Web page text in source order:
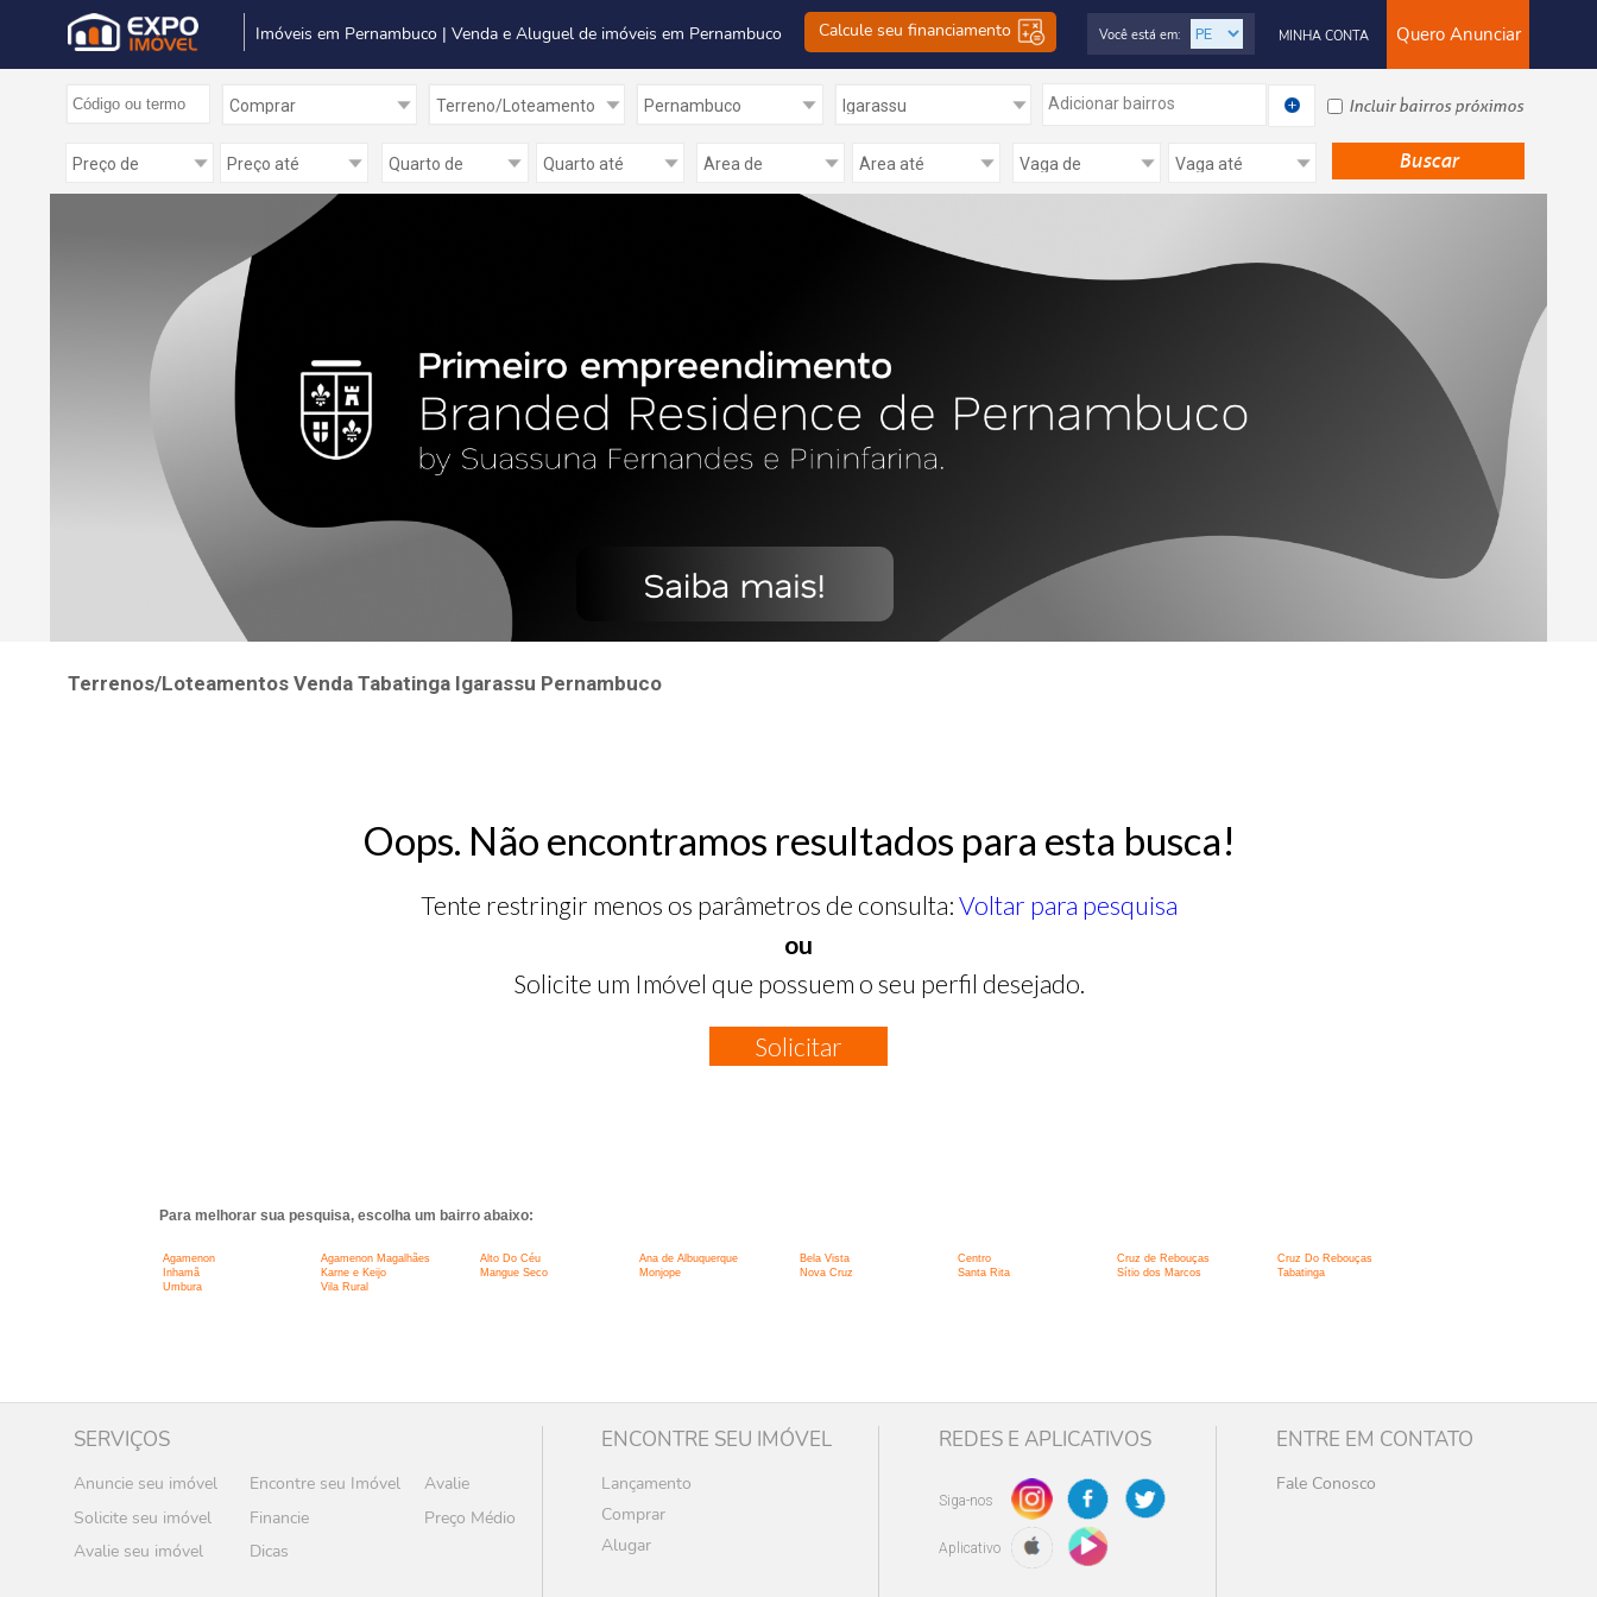
Imóveis em Pernambuco | Venda e Aluguel de imóveis em Pernambuco Calcule seu financiamento Quero Anunciar
MINHA CONTA
Você está em:
Adicionar bairros Incluir bairros próximos
Terrenos/Loteamentos Venda Tabatinga Igarassu Pernambuco
Oops. Não encontramos resultados para esta busca!
Tente restringir menos os parâmetros de consulta: Voltar para pesquisa
ou
Solicite um Imóvel que possuem o seu perfil desejado.
Solicitar
Para melhorar sua pesquisa, escolha um bairro abaixo:
Agamenon Agamenon Magalhães Alto Do Céu Ana de Albuquerque Bela Vista Centro Cruz de Rebouças
Cruz Do Rebouças
Inhamã
Karne e Keijo Mangue Seco Monjope Nova Cruz Santa Rita Sítio dos Marcos
Tabatinga
Umbura
Vila Rural
SERVIÇOS
Anuncie seu imóvel Encontre seu Imóvel
Avalie
Solicite seu imóvel
Financie
Preço Médio
Avalie seu imóvel
Dicas
ENCONTRE SEU IMÓVEL
Lançamento
Comprar
Alugar
REDES E APLICATIVOS
Siga-nos
Aplicativo
ENTRE EM CONTATO
Fale Conosco